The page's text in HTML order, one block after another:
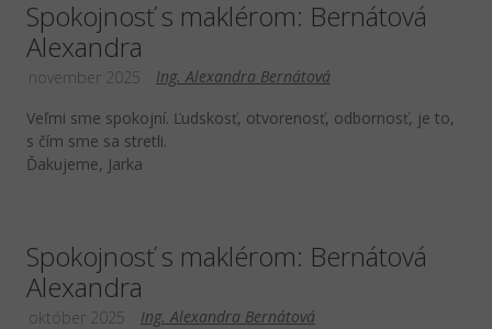
Spokojnosť s maklérom: Bernátová
Alexandra
Ing. Alexandra Bernátová
november 2025
Veľmi sme spokojní. Ľudskosť, otvorenosť, odbornosť, je to,
s čím sme sa stretli.
Ďakujeme, Jarka
Spokojnosť s maklérom: Bernátová
Alexandra
Ing. Alexandra Bernátová
október 2025